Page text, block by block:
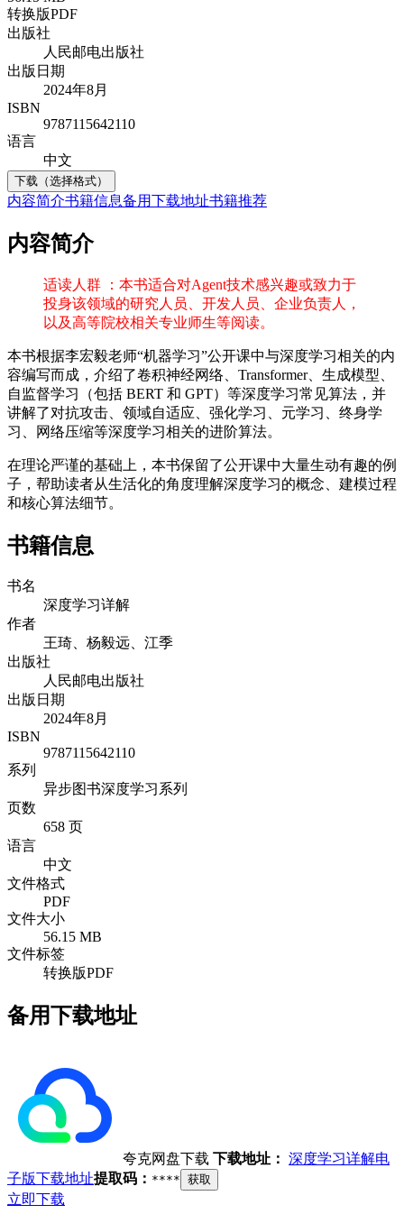
转换版PDF
出版社
人民邮电出版社
出版日期
2024年8月
ISBN
9787115642110
语言
中文
下载（选择格式）
内容简介书籍信息备用下载地址书籍推荐
内容简介
适读人群 ：本书适合对Agent技术感兴趣或致力于
投身该领域的研究人员、开发人员、企业负责人，
以及高等院校相关专业师生等阅读。
本书根据李宏毅老师“机器学习”公开课中与深度学习相关的内
容编写而成，介绍了卷积神经网络、Transformer、生成模型、
自监督学习（包括 BERT 和 GPT）等深度学习常见算法，并
讲解了对抗攻击、领域自适应、强化学习、元学习、终身学
习、网络压缩等深度学习相关的进阶算法。
在理论严谨的基础上，本书保留了公开课中大量生动有趣的例
子，帮助读者从生活化的角度理解深度学习的概念、建模过程
和核心算法细节。
书籍信息
书名
深度学习详解
作者
王琦、杨毅远、江季
出版社
人民邮电出版社
出版日期
2024年8月
ISBN
9787115642110
系列
异步图书深度学习系列
页数
658 页
语言
中文
文件格式
PDF
文件大小
56.15 MB
文件标签
转换版PDF
备用下载地址
夸克网盘下载 下载地址： 深度学习详解电
子版下载地址提取码： **** 获取
立即下载